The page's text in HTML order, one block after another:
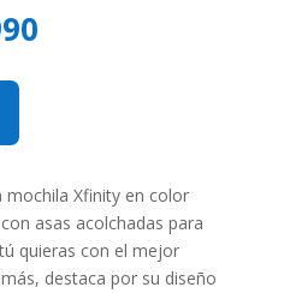
El
mochila Xfinity en color
asas acolchadas para
quieras con el mejor
destaca por su diseño